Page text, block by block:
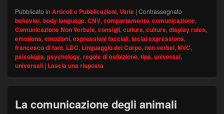
Pubblicato in Articoli e Pubblicazioni, Varie | Contrassegnato
behavior, body language, CNV, comportamento, comunicazione,
Comunicazione Non Verbale, consigli, cultura, culture, display rules,
emotions, emozioni, espressioni facciali, facial expressions,
francesco di fant, LDC, Linguaggio del Corpo, non verbal, NVC,
psicologia, psychology, regole di esibizione, tips, universal,
universali | Lascia una risposta
La comunicazione degli animali